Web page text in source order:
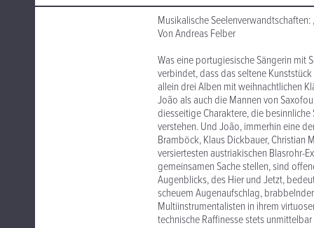
Musikalische Seelenverwandtschaften:
Von Andreas Felber
Was eine portugiesische Sängerin mit
verbindet, dass das seltene
allein drei Alben mit weihnachtlichen
João als auch die Mannen von
diesseitige Charaktere, die
verstehen. Und João, immerhin eine
Bramböck, Klaus Dickbauer, Christian
versiertesten austriakischen Blasrohr-
gemeinsamen Sache stellen, sind
Augenblicks, des Hier und Jetzt,
scheuem Augenaufschlag,
Multiinstrumentalisten in ihrem
technische Raffinesse stets